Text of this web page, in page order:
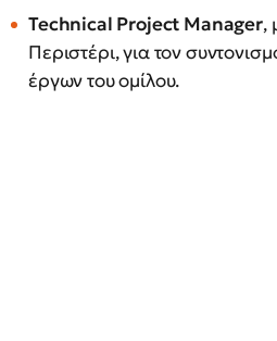
Technical Project Manager,
Περιστέρι, για τον
έργων του ομίλου.